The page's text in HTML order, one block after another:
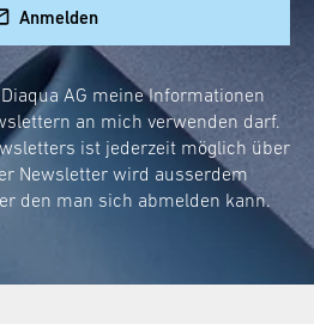
Anmelden
AG meine Informationen
an mich verwenden darf.
ist jederzeit möglich über
Newsletter wird ausserdem
den man sich abmelden kann.